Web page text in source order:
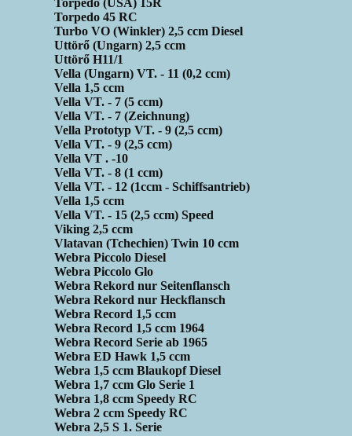
Torpedo (USA) 15R
Torpedo 45 RC
Turbo VO (Winkler) 2,5 ccm Diesel
Uttörő (Ungarn) 2,5 ccm
Uttörő H11/1
Vella (Ungarn) VT. - 11 (0,2 ccm)
Vella 1,5 ccm
Vella VT. - 7 (5 ccm)
Vella VT. - 7 (Zeichnung)
Vella Prototyp VT. - 9 (2,5 ccm)
Vella VT. - 9 (2,5 ccm)
Vella VT . -10
Vella VT. - 8 (1 ccm)
Vella VT. - 12 (1ccm - Schiffsantrieb)
Vella 1,5 ccm
Vella VT. - 15 (2,5 ccm) Speed
Viking 2,5 ccm
Vlatavan (Tchechien) Twin 10 ccm
Webra Piccolo Diesel
Webra Piccolo Glo
Webra Rekord nur Seitenflansch
Webra Rekord nur Heckflansch
Webra Record 1,5 ccm
Webra Record 1,5 ccm 1964
Webra Record Serie ab 1965
Webra ED Hawk 1,5 ccm
Webra 1,5 ccm Blaukopf Diesel
Webra 1,7 ccm Glo Serie 1
Webra 1,8 ccm Speedy RC
Webra 2 ccm Speedy RC
Webra 2,5 S 1. Serie